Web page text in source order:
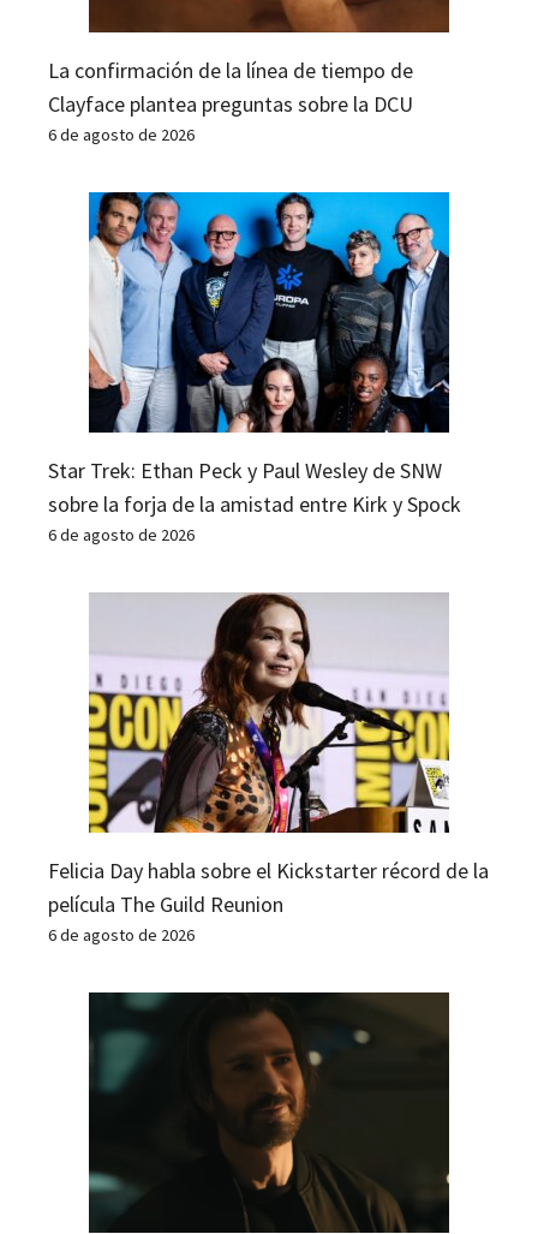
La confirmación de la línea de tiempo de
Clayface plantea preguntas sobre la DCU
6 de agosto de 2026
Star Trek: Ethan Peck y Paul Wesley de SNW
sobre la forja de la amistad entre Kirk y Spock
6 de agosto de 2026
Felicia Day habla sobre el Kickstarter récord de la
película The Guild Reunion
6 de agosto de 2026